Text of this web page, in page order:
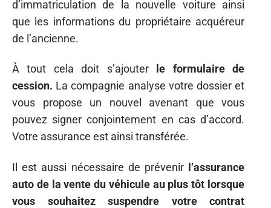
d’immatriculation de la nouvelle voiture ainsi
que les informations du propriétaire acquéreur
de l’ancienne.
À tout cela doit s’ajouter
le formulaire de
cession. La compagnie analyse votre dossier et
vous propose un nouvel avenant que vous
pouvez signer conjointement en cas d’accord.
Votre assurance est ainsi transférée.
Il est aussi nécessaire de prévenir l’assurance
auto de la vente du véhicule au plus tôt lorsque
vous souhaitez suspendre votre contrat